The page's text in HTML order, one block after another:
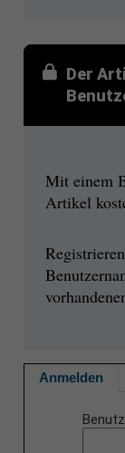
Der
Mit einem
Artikel
Anmelden